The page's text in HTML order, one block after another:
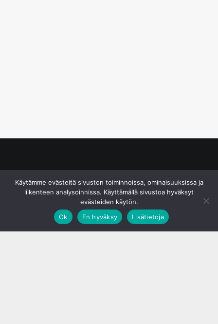
Käytämme evästeitä sivuston toiminnoissa, ominaisuuksissa ja
liikenteen analysoinnissa. Käyttämällä sivustoa hyväksyt
evästeiden käytön.
Ok
En hyväksy Lisätietoja